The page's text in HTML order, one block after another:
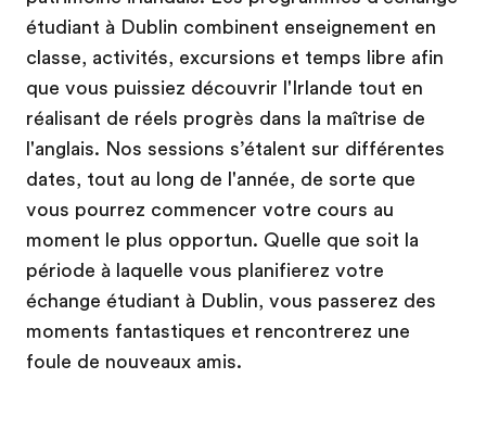
étudiant à Dublin combinent enseignement en
classe, activités, excursions et temps libre afin
que vous puissiez découvrir l'Irlande tout en
réalisant de réels progrès dans la maîtrise de
l'anglais. Nos sessions s’étalent sur différentes
dates, tout au long de l'année, de sorte que
vous pourrez commencer votre cours au
moment le plus opportun. Quelle que soit la
période à laquelle vous planifierez votre
échange étudiant à Dublin, vous passerez des
moments fantastiques et rencontrerez une
foule de nouveaux amis.